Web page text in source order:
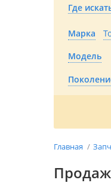
Где
Марка
Модель
Главная